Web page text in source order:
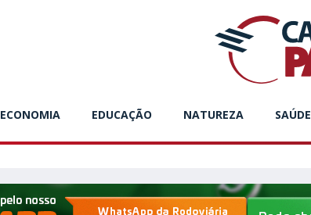
ECONOMIA EDUCAÇÃO NATUREZA SAÚDE